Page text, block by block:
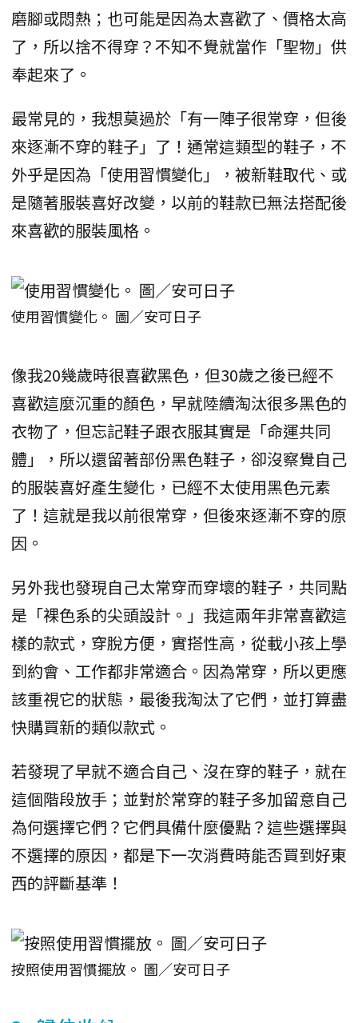
磨腳或悶熱；也可能是因為太喜歡了、價格太高
了，所以捨不得穿？不知不覺就當作「聖物」供
奉起來了。
最常見的，我想莫過於「有一陣子很常穿，但後
來逐漸不穿的鞋子」了！通常這類型的鞋子，不
外乎是因為「使用習慣變化」，被新鞋取代、或
是隨著服裝喜好改變，以前的鞋款已無法搭配後
來喜歡的服裝風格。
使用習慣變化。 圖／安可日子
像我20幾歲時很喜歡黑色，但30歲之後已經不
喜歡這麼沉重的顏色，早就陸續淘汰很多黑色的
衣物了，但忘記鞋子跟衣服其實是「命運共同
體」，所以還留著部份黑色鞋子，卻沒察覺自己
的服裝喜好產生變化，已經不太使用黑色元素
了！這就是我以前很常穿，但後來逐漸不穿的原
因。
另外我也發現自己太常穿而穿壞的鞋子，共同點
是「裸色系的尖頭設計。」我這兩年非常喜歡這
樣的款式，穿脫方便，實搭性高，從載小孩上學
到約會、工作都非常適合。因為常穿，所以更應
該重視它的狀態，最後我淘汰了它們，並打算盡
快購買新的類似款式。
若發現了早就不適合自己、沒在穿的鞋子，就在
這個階段放手；並對於常穿的鞋子多加留意自己
為何選擇它們？它們具備什麼優點？這些選擇與
不選擇的原因，都是下一次消費時能否買到好東
西的評斷基準！
按照使用習慣擺放。 圖／安可日子